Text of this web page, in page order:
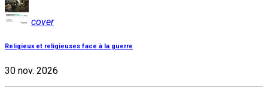
cover
Religieux et religieuses face à la guerre
30 nov. 2026